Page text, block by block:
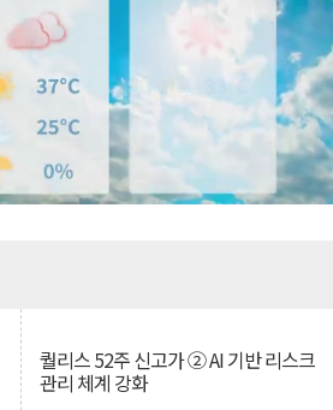
퀄리스 52주 신고가 ② AI 기반 리스크
관리 체계 강화